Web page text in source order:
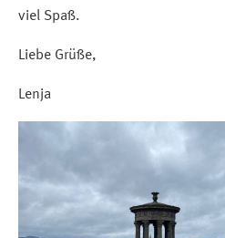
viel Spaß.
Liebe Grüße,
Lenja